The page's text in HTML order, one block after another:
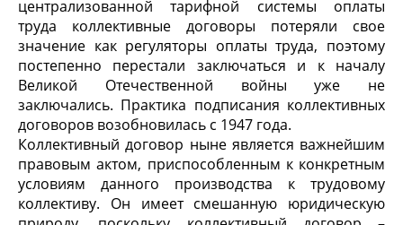
централизованной тарифной системы оплаты
труда коллективные договоры потеряли свое
значение как регуляторы оплаты труда, поэтому
постепенно перестали заключаться и к началу
Великой Отечественной войны уже не
заключались. Практика подписания коллективных
договоров возобновилась с 1947 года.
Коллективный договор ныне является важнейшим
правовым актом, приспособленным к конкретным
условиям данного производства к трудовому
коллективу. Он имеет смешанную юридическую